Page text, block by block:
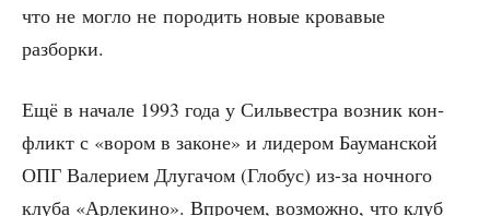
что не мог­ло не поро­дить новые кро­ва­вые
разборки.
Ещё в нача­ле 1993 года у Силь­ве­ст­ра воз­ник кон­
фликт с «вором в законе» и лиде­ром Бау­ман­ской
ОПГ Вале­ри­ем Длу­га­чом (Гло­бус) из-за ноч­но­го
клу­ба «Арле­ки­но». Впро­чем, воз­мож­но, что клуб